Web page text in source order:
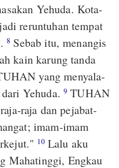
Yehuda. Kota-
reruntuhan tempat
8 Sebab itu, menangis
kain karung tanda
yang menyala-
Yehuda. 9 TUHAN
raja dan pejabat-
imam-imam
10Lalu aku
Mahatinggi, Engkau